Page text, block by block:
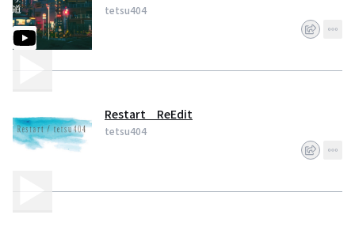
tetsu404
Restart ReEdit
tetsu404